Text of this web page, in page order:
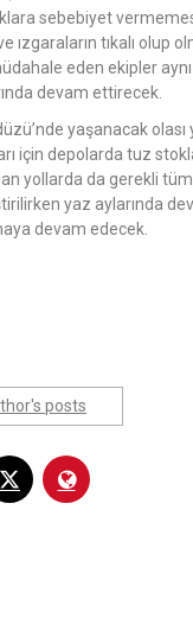
sebebiyet
ızgaraların tıkalı olup
eden ekipler
devam ettirecek.
yaşanacak
için depolarda tuz
yollarda da gerekli
yaz aylarında
devam edecek.
posts